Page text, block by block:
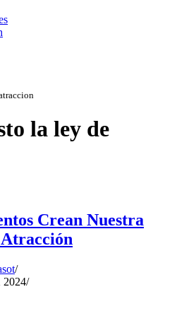
la ley de
Crean Nuestra
2024